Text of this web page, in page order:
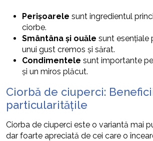
Perișoarele sunt ingredientul
ciorbe.
Smântâna și ouăle sunt esențiale
unui gust cremos și sărat.
Condimentele sunt importante
și un miros plăcut.
Ciorbă de ciuperci:
particularitățile
Ciorba de ciuperci este o variantă mai
dar foarte apreciată de cei care o